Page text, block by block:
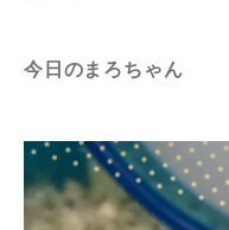
今日のまろちゃん